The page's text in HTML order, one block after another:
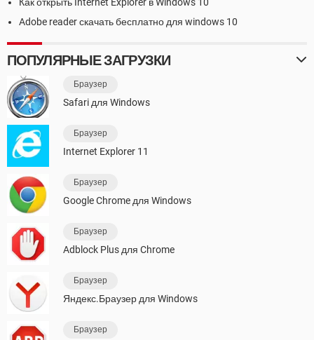
Adobe reader скачать бесплатно для windows 10
ПОПУЛЯРНЫЕ ЗАГРУЗКИ
Браузер
Safari для Windows
Браузер
Internet Explorer 11
Браузер
Google Chrome для Windows
Браузер
Adblock Plus для Chrome
Браузер
Яндекс.Браузер для Windows
Браузер